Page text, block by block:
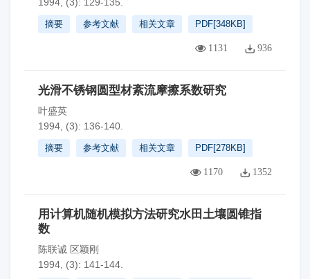
摘要 参考文献 相关文章 PDF[348KB]
1131 936
光滑不锈钢圆型材紊流摩擦系数研究
叶盛英
1994, (3): 136-140.
摘要 参考文献 相关文章 PDF[278KB]
1170 1352
用计算机随机模拟方法研究水田土壤圆锥指
数
陈联诚 区颖刚
1994, (3): 141-144.